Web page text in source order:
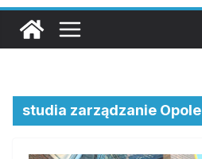
studia zarządzanie Opole